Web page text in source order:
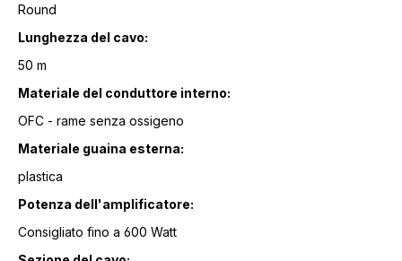
Round
Lunghezza del cavo:
50 m
Materiale del conduttore interno:
OFC - rame senza ossigeno
Materiale guaina esterna:
plastica
Potenza dell'amplificatore:
Consigliato fino a 600 Watt